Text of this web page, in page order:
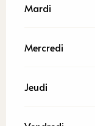
Mardi
Mercredi
Jeudi